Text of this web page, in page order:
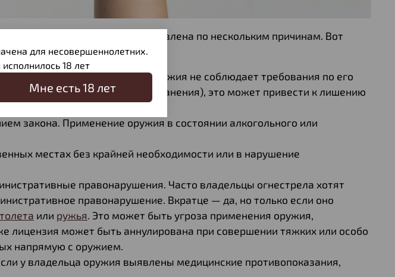
аннулирована или приостановлена по нескольким причинам. Вот
оружия. Если владелец оружия не соблюдает требования по его
или нарушение условий хранения), это может привести к лишению
закона. Применение оружия в состоянии алкогольного или
местах без крайней необходимости или в нарушение
правонарушения. Часто владельцы огнестрела хотят
правонарушение. Вкратце — да, но только если оно
или ружья. Это может быть угроза применения оружия,
лицензия может быть аннулирована при совершении тяжких или особо
напрямую с оружием.
у владельца оружия выявлены медицинские противопоказания,
для несовершеннолетних.
18 лет
Мне есть 18 лет